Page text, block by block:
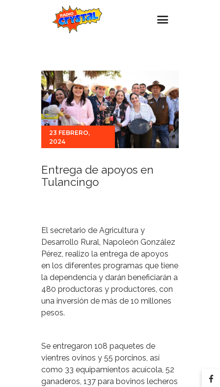
Estaciones
Eventos
Promociones
Noticias
Para ti
23 FEBRERO,
2024
Entrega de apoyos en
Tulancingo
El secretario de Agricultura y
Desarrollo Rural, Napoleón González
Pérez, realizo la entrega de apoyos
en los diferentes programas que tiene
la dependencia y darán beneficiarán a
480 productoras y productores, con
una inversión de más de 10 millones
pesos.
Se entregaron 108 paquetes de
vientres ovinos y 55 porcinos, así
como 33 equipamientos acuícola, 52
ganaderos, 137 para bovinos lecheros